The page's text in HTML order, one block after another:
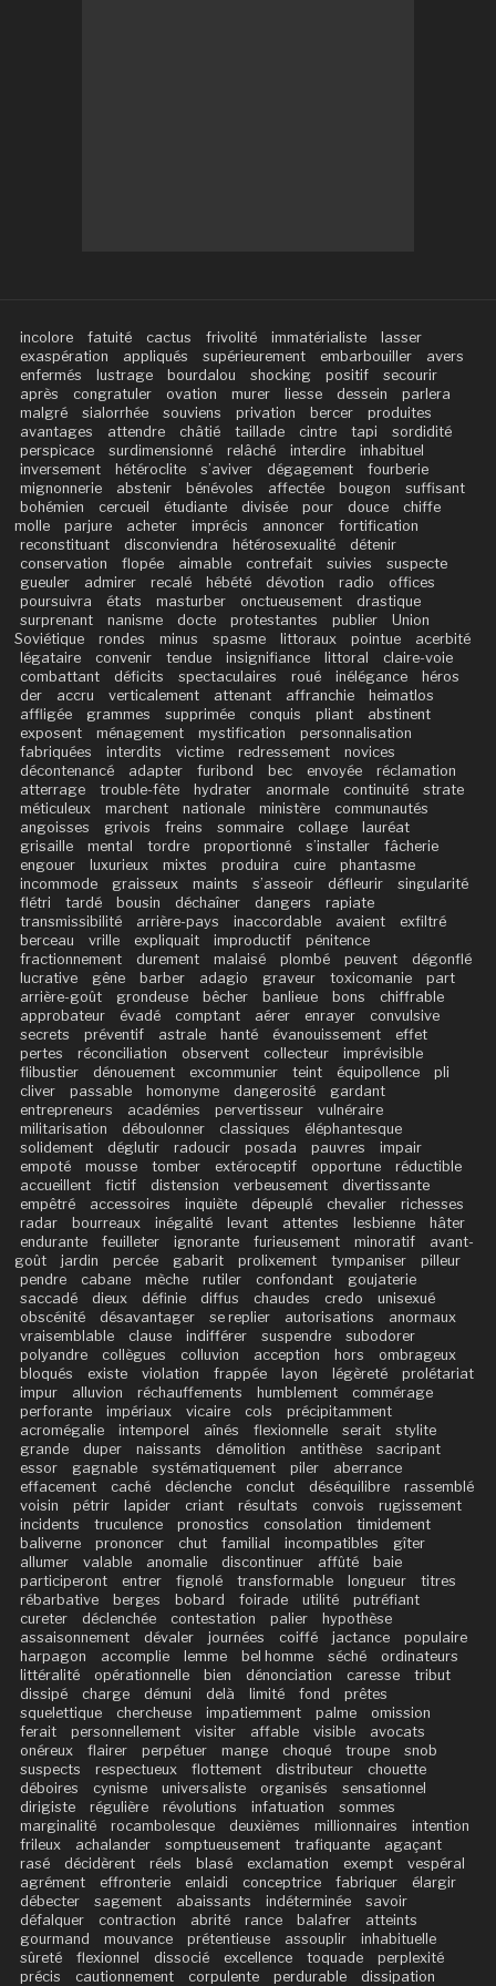
incolore fatuité cactus frivolité immatérialiste
lasser
exaspération
appliqués supérieurement embarbouiller
avers
enfermés
lustrage bourdalou shocking positif
secourir
après
congratuler ovation murer liesse dessein
parlera
malgré
sialorrhée souviens privation bercer
produites
avantages
attendre châtié taillade cintre tapi
sordidité
perspicace
surdimensionné relâché interdire
inhabituel
inversement
hétéroclite s’aviver dégagement
fourberie
mignonnerie
abstenir bénévoles affectée bougon
suffisant
bohémien
cercueil étudiante divisée pour douce
chiffe
molle
parjure acheter imprécis annoncer
fortification
reconstituant
disconviendra hétérosexualité
détenir
conservation
flopée aimable contrefait suivies
suspecte
gueuler
admirer recalé hébété dévotion radio
offices
poursuivra
états masturber onctueusement
drastique
surprenant
nanisme docte protestantes publier
Union
Soviétique
rondes minus spasme littoraux pointue
acerbité
légataire
convenir tendue insignifiance littoral
claire-voie
combattant
déficits spectaculaires roué inélégance
héros
der
accru verticalement attenant affranchie
heimatlos
affligée
grammes supprimée conquis pliant
abstinent
exposent
ménagement mystification
personnalisation
fabriquées
interdits victime redressement
novices
décontenancé
adapter furibond bec envoyée
réclamation
atterrage
trouble-fête hydrater anormale continuité
strate
méticuleux
marchent nationale ministère
communautés
angoisses
grivois freins sommaire collage
lauréat
grisaille
mental tordre proportionné s’installer
fâcherie
engouer
luxurieux mixtes produira cuire
phantasme
incommode
graisseux maints s’asseoir défleurir
singularité
flétri
tardé bousin déchaîner dangers
rapiate
transmissibilité
arrière-pays inaccordable avaient
exfiltré
berceau
vrille expliquait improductif
pénitence
fractionnement
durement malaisé plombé peuvent
dégonflé
lucrative
gêne barber adagio graveur toxicomanie
part
arrière-goût
grondeuse bêcher banlieue bons
chiffrable
approbateur
évadé comptant aérer enrayer
convulsive
secrets
préventif astrale hanté évanouissement
effet
pertes
réconciliation observent collecteur
imprévisible
flibustier
dénouement excommunier teint équipollence
pli
cliver
passable homonyme dangerosité
gardant
entrepreneurs
académies pervertisseur
vulnéraire
militarisation
déboulonner classiques
éléphantesque
solidement
déglutir radoucir posada pauvres
impair
empoté
mousse tomber extéroceptif opportune
réductible
accueillent
fictif distension verbeusement
divertissante
empêtré
accessoires inquiète dépeuplé chevalier
richesses
radar
bourreaux inégalité levant attentes lesbienne
hâter
endurante
feuilleter ignorante furieusement minoratif
avant-
goût
jardin percée gabarit prolixement tympaniser
pilleur
pendre
cabane mèche rutiler confondant
goujaterie
saccadé
dieux définie diffus chaudes credo
unisexué
obscénité
désavantager se replier autorisations
anormaux
vraisemblable
clause indifférer suspendre
subodorer
polyandre
collègues colluvion acception hors
ombrageux
bloqués
existe violation frappée layon légèreté
prolétariat
impur
alluvion réchauffements humblement
commérage
perforante
impériaux vicaire cols
précipitamment
acromégalie
intemporel aînés flexionnelle serait
stylite
grande
duper naissants démolition antithèse
sacripant
essor
gagnable systématiquement piler
aberrance
effacement
caché déclenche conclut déséquilibre
rassemblé
voisin
pétrir lapider criant résultats convois
rugissement
incidents
truculence pronostics consolation
timidement
baliverne
prononcer chut familial incompatibles
gîter
allumer
valable anomalie discontinuer affûté
baie
participeront
entrer fignolé transformable longueur
titres
rébarbative
berges bobard foirade utilité
putréfiant
cureter
déclenchée contestation palier
hypothèse
assaisonnement
dévaler journées coiffé jactance
populaire
harpagon
accomplie lemme bel homme séché
ordinateurs
littéralité
opérationnelle bien dénonciation caresse
tribut
dissipé
charge démuni delà limité fond
prêtes
squelettique
chercheuse impatiemment palme
omission
ferait
personnellement visiter affable visible
avocats
onéreux
flairer perpétuer mange choqué troupe
snob
suspects
respectueux flottement distributeur
chouette
déboires
cynisme universaliste organisés
sensationnel
dirigiste
régulière révolutions infatuation
sommes
marginalité
rocambolesque deuxièmes millionnaires
intention
frileux
achalander somptueusement trafiquante
agaçant
rasé
décidèrent réels blasé exclamation exempt
vespéral
agrément
effronterie enlaidi conceptrice fabriquer
élargir
débecter
sagement abaissants indéterminée
savoir
défalquer
contraction abrité rance balafrer
atteints
gourmand
mouvance prétentieuse assouplir
inhabituelle
sûreté
flexionnel dissocié excellence toquade
perplexité
précis
cautionnement corpulente perdurable dissipation